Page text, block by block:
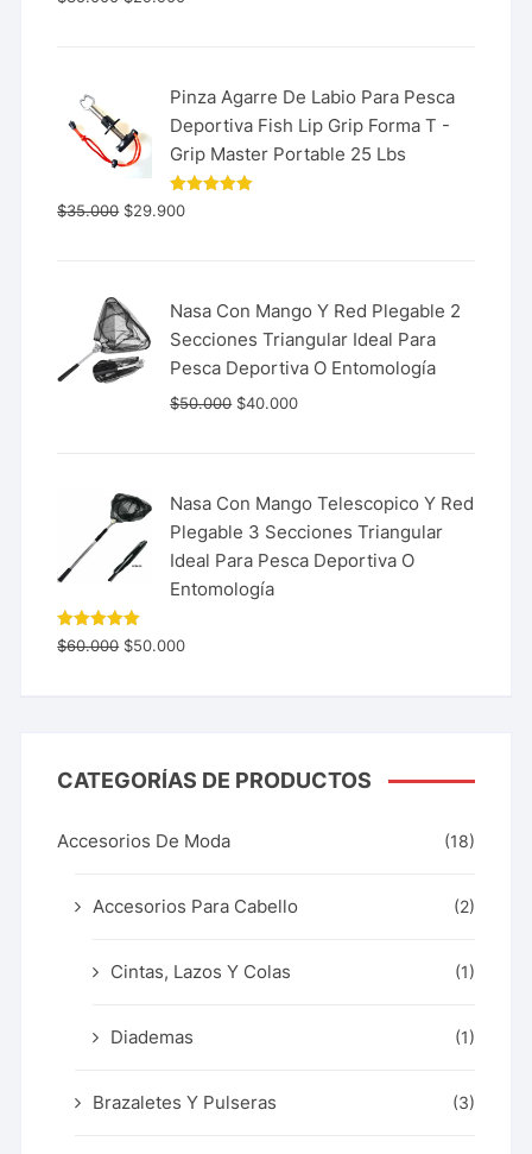
con
Pinza Agarre De Labio Para Pesca
Deportiva Fish Lip Grip Forma T -
Grip Master Portable 25 Lbs
Valorado
con
$35.000 $29.900
Nasa Con Mango Y Red Plegable 2
Secciones Triangular Ideal Para
Pesca Deportiva O Entomología
$50.000 $40.000
Nasa Con Mango Telescopico Y Red
Plegable 3 Secciones Triangular
Ideal Para Pesca Deportiva O
Entomología
Valorado
con 5.00
$60.000 $50.000
CATEGORÍAS DE PRODUCTOS
Accesorios De Moda (18)
Accesorios Para Cabello (2)
Cintas, Lazos Y Colas (1)
Diademas (1)
Brazaletes Y Pulseras (3)